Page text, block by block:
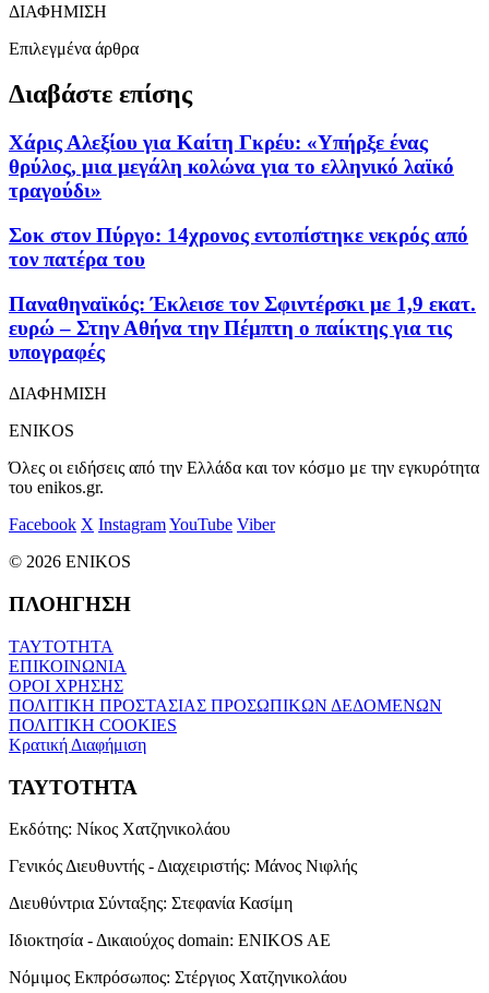
ΔΙΑΦΗΜΙΣΗ
Επιλεγμένα άρθρα
Διαβάστε επίσης
Χάρις Αλεξίου για Καίτη Γκρέυ: «Υπήρξε ένας
θρύλος, μια μεγάλη κολώνα για το ελληνικό λαϊκό
τραγούδι»
Σοκ στον Πύργο: 14χρονος εντοπίστηκε νεκρός από
τον πατέρα του
Παναθηναϊκός: Έκλεισε τον Σφιντέρσκι με 1,9 εκατ.
ευρώ – Στην Αθήνα την Πέμπτη ο παίκτης για τις
υπογραφές
ΔΙΑΦΗΜΙΣΗ
ENIKOS
Όλες οι ειδήσεις από την Ελλάδα και τον κόσμο με την εγκυρότητα
του enikos.gr.
Facebook X InstagramYouTube Viber
© 2026 ENIKOS
ΠΛΟΗΓΗΣΗ
ΤΑΥΤΟΤΗΤΑ
ΕΠΙΚΟΙΝΩΝΙΑ
ΟΡΟΙ ΧΡΗΣΗΣ
ΠΟΛΙΤΙΚΗ ΠΡΟΣΤΑΣΙΑΣ ΠΡΟΣΩΠΙΚΩΝ ΔΕΔΟΜΕΝΩΝ
ΠΟΛΙΤΙΚΗ COOKIES
Κρατική Διαφήμιση
ΤΑΥΤΟΤΗΤΑ
Εκδότης: Νίκος Χατζηνικολάου
Γενικός Διευθυντής - Διαχειριστής: Μάνος Νιφλής
Διευθύντρια Σύνταξης: Στεφανία Κασίμη
Ιδιοκτησία - Δικαιούχος domain: ENIKOS AE
Νόμιμος Εκπρόσωπος: Στέργιος Χατζηνικολάου